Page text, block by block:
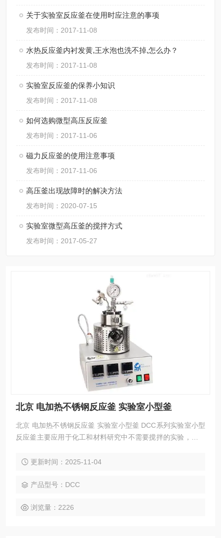
关于实验室反应釜在使用时应注意的事项
发布时间：2017-11-08
水热反应釜内衬发黄,王水泡也洗不掉,怎么办？
发布时间：2017-11-08
实验室反应釜的保养小知识
发布时间：2017-11-08
如何选购微型高压反应釜
发布时间：2017-11-06
磁力反应釜的使用注意事项
发布时间：2017-11-06
高压釜出现故障时的解决方法
发布时间：2020-07-15
实验室微型高压釜的搅拌方式
发布时间：2017-05-27
北京 电加热不锈钢反应釜 实验室小型釜
北京 电加热不锈钢反应釜 实验室小型釜 DCC系列实验室小型
反应釜主要应用于化工和材料研究中不需要搅拌的实验，可以
等。 更新时间：2025-11-04
产品型号：DCC
浏览量：2226